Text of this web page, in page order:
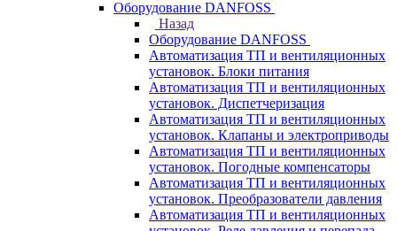
Оборудование DANFOSS
Назад
Оборудование DANFOSS
Автоматизация ТП и вентиляционных
установок. Блоки питания
Автоматизация ТП и вентиляционных
установок. Диспетчеризация
Автоматизация ТП и вентиляционных
установок. Клапаны и электроприводы
Автоматизация ТП и вентиляционных
установок. Погодные компенсаторы
Автоматизация ТП и вентиляционных
установок. Преобразователи давления
Автоматизация ТП и вентиляционных